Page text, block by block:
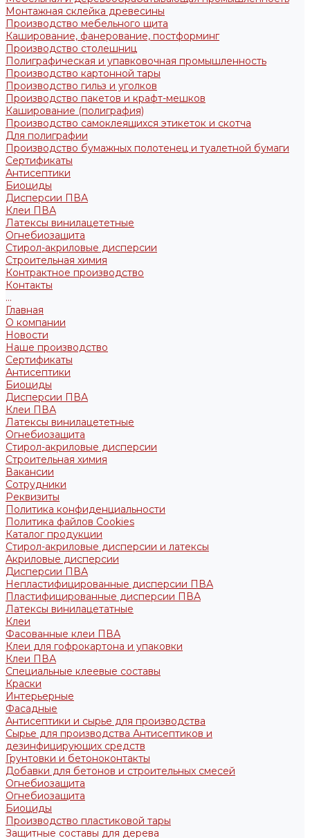
Монтажная склейка древесины
Производство мебельного щита
Каширование, фанерование, постформинг
Производство столешниц
Полиграфическая и упавковочная промышленность
Производство картонной тары
Производство гильз и уголков
Производство пакетов и крафт-мешков
Каширование (полиграфия)
Производство самоклеящихся этикеток и скотча
Для полиграфии
Производство бумажных полотенец и туалетной бумаги
Сертификаты
Антисептики
Биоциды
Дисперсии ПВА
Клеи ПВА
Латексы винилацететные
Огнебиозащита
Стирол-акриловые дисперсии
Строительная химия
Контрактное производство
Контакты
...
Главная
О компании
Новости
Наше производство
Сертификаты
Антисептики
Биоциды
Дисперсии ПВА
Клеи ПВА
Латексы винилацететные
Огнебиозащита
Стирол-акриловые дисперсии
Строительная химия
Вакансии
Сотрудники
Реквизиты
Политика конфиденциальности
Политика файлов Cookies
Каталог продукции
Стирол-акриловые дисперсии и латексы
Акриловые дисперсии
Дисперсии ПВА
Непластифицированные дисперсии ПВА
Пластифицированные дисперсии ПВА
Латексы винилацетатные
Клеи
Фасованные клеи ПВА
Клеи для гофрокартона и упаковки
Клеи ПВА
Специальные клеевые составы
Краски
Интерьерные
Фасадные
Антисептики и сырье для производства
Сырье для производства Антисептиков и
дезинфицирующих средств
Грунтовки и бетоноконтакты
Добавки для бетонов и строительных смесей
Огнебиозащита
Огнебиозащита
Биоциды
Производство пластиковой тары
Защитные составы для дерева